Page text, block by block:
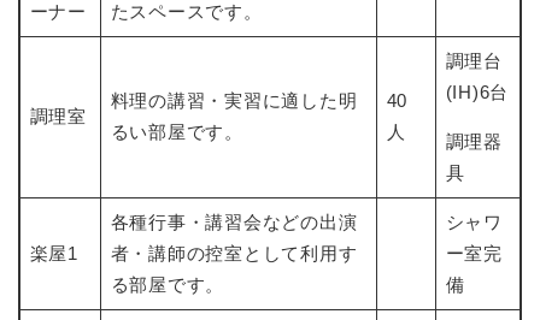
ーナー
たスペースです。
調理室
料理の講習・実習に適した明
るい部屋です。
40
人
調理台
(IH)6台
調理器
具
楽屋1
各種行事・講習会などの出演
者・講師の控室として利用す
る部屋です。
シャワ
ー室完
備